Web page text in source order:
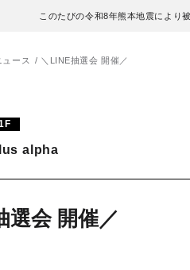
このたびの令和8年熊本地震により
ュース ＼LINE抽選会 開催／
alpha
選会 開催／